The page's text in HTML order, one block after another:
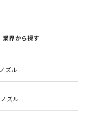
業界から探す
ズル
ズル